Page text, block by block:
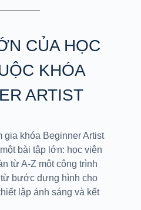
CỦA HỌC
KHÓA
ARTIST
gia khóa Beginner Artist
bài tập lớn: học viên
từ A-Z một công trình
từ bước dựng hình cho
lập ánh sáng và kết